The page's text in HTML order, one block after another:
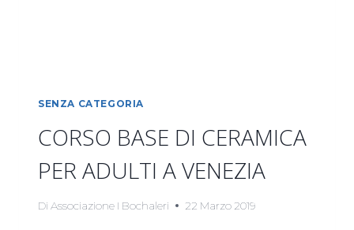
SENZA CATEGORIA
CORSO BASE DI CERAMICA
PER ADULTI A VENEZIA
Di Associazione I Bochaleri 22 Marzo 2019